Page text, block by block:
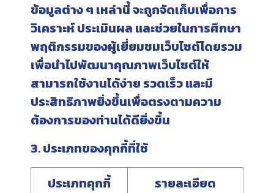
ข้อมูลต่าง ๆ เหล่านี้ จะถูกจัดเก็บเพื่อการ
วิเคราะห์ ประเมินผล และช่วยในการศึกษา
พฤติกรรมของผู้เยี่ยมชมเว็บไซต์โดยรวม
เพื่อนำไปพัฒนาคุณภาพเว็บไซต์ให้
สามารถใช้งานได้ง่าย รวดเร็ว และมี
ประสิทธิภาพยิ่งขึ้นเพื่อตรงตามความ
ต้องการของท่านได้ดียิ่งขึ้น
3. ประเภทของคุกกี้ที่ใช้
ประเภทคุกกี้
รายละเอียด